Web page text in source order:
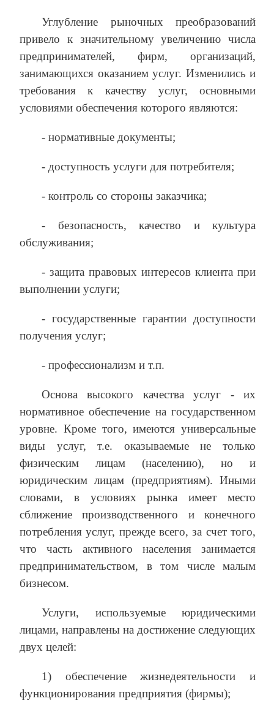
Углубление рыночных преобразований
привело к значительному увеличению числа
предпринимателей, фирм, организаций,
занимающихся оказанием услуг. Изменились и
требования к качеству услуг, основными
условиями обеспечения которого являются:
‑ нормативные документы;
‑ доступность услуги для потребителя;
‑ контроль со стороны заказчика;
‑ безопасность, качество и культура
обслуживания;
‑ защита правовых интересов клиента при
выполнении услуги;
‑ государственные гарантии доступности
получения услуг;
‑ профессионализм и т.п.
Основа высокого качества услуг - их
нормативное обеспечение на государственном
уровне. Кроме того, имеются универсальные
виды услуг, т.е. оказываемые не только
физическим лицам (населению), но и
юридическим лицам (предприятиям). Иными
словами, в условиях рынка имеет место
сближение производственного и конечного
потребления услуг, прежде всего, за счет того,
что часть активного населения занимается
предпринимательством, в том числе малым
бизнесом.
Услуги, используемые юридическими
лицами, направлены на достижение следующих
двух целей:
1) обеспечение жизнедеятельности и
функционирования предприятия (фирмы);